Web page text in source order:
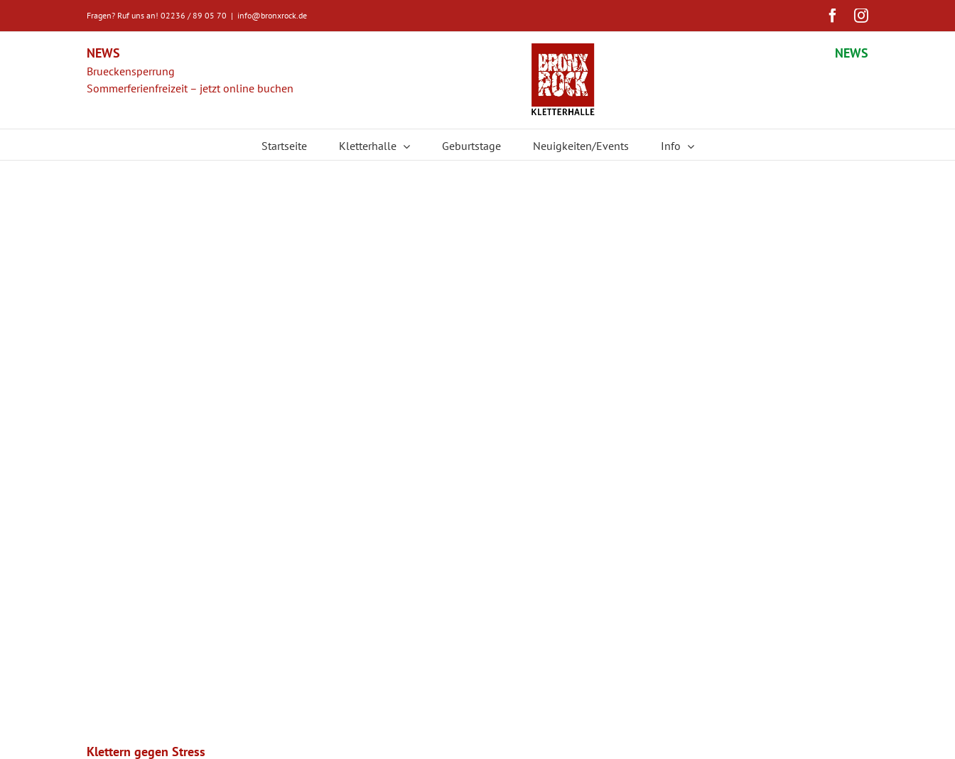
Fragen? Ruf uns an! 02236 / 89 05 70 | info@bronxrock.de FacebookInstagram
NEWS
Brueckensperrung
Sommerferienfreizeit – jetzt online buchen
NEWS
Startseite Kletterhalle Geburtstage Neuigkeiten/Events Info
Klettern gegen Stress